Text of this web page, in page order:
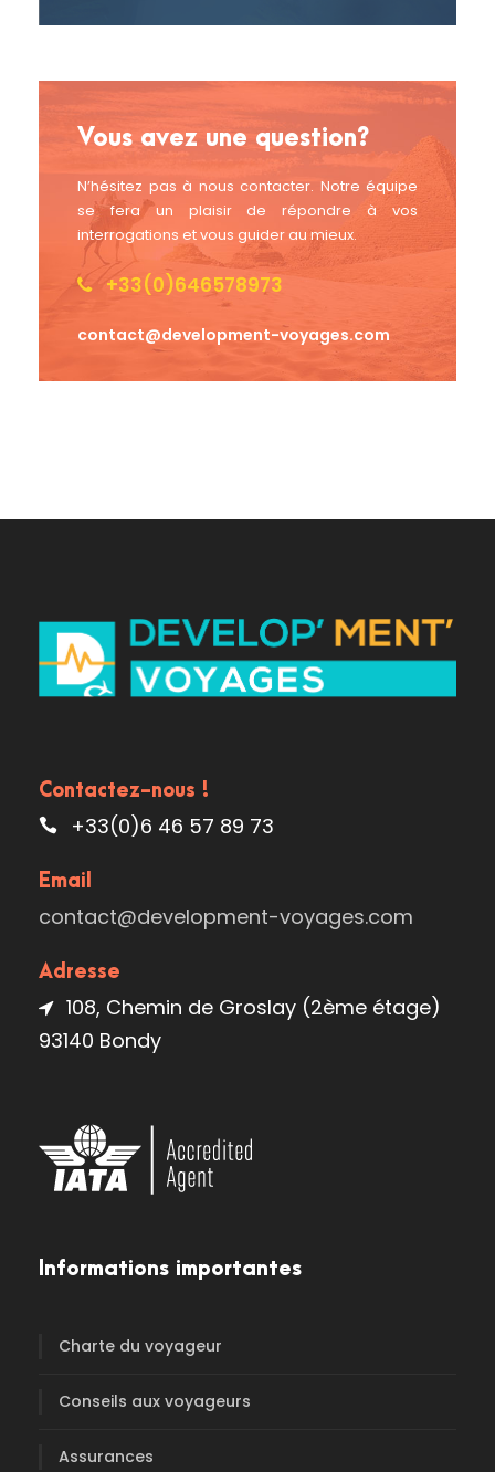
Vous avez une question?
N’hésitez pas à nous contacter. Notre équipe
se fera un plaisir de répondre à vos
interrogations et vous guider au mieux.
+33(0)646578973
contact@development-voyages.com
Contactez-nous !
+33(0)6 46 57 89 73
Email
contact@development-voyages.com
Adresse
108, Chemin de Groslay (2ème étage)
93140 Bondy
Informations importantes
Charte du voyageur
Conseils aux voyageurs
Assurances